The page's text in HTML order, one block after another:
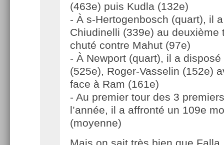
(463e) puis Kudla (132e)
- À s-Hertogenbosch (quart), il
Chiudinelli (339e) au deuxième
chuté contre Mahut (97e)
- À Newport (quart), il a disposé
(525e), Roger-Vasselin (152e)
face à Ram (161e)
- Au premier tour des 3
l’année, il a affronté un 109e
(moyenne)